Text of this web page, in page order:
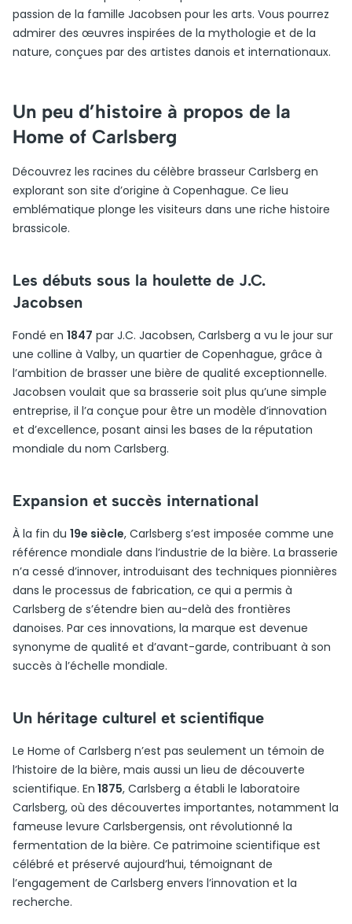
passion de la famille Jacobsen pour les arts. Vous pourrez
admirer des œuvres inspirées de la mythologie et de la
nature, conçues par des artistes danois et internationaux.
Un peu d’histoire à propos de la
Home of Carlsberg
Découvrez les racines du célèbre brasseur Carlsberg en
explorant son site d’origine à Copenhague. Ce lieu
emblématique plonge les visiteurs dans une riche histoire
brassicole.
Les débuts sous la houlette de J.C.
Jacobsen
Fondé en 1847 par J.C. Jacobsen, Carlsberg a vu le jour sur
une colline à Valby, un quartier de Copenhague, grâce à
l’ambition de brasser une bière de qualité exceptionnelle.
Jacobsen voulait que sa brasserie soit plus qu’une simple
entreprise, il l’a conçue pour être un modèle d’innovation
et d’excellence, posant ainsi les bases de la réputation
mondiale du nom Carlsberg.
Expansion et succès international
À la fin du 19e siècle, Carlsberg s’est imposée comme une
référence mondiale dans l’industrie de la bière. La brasserie
n’a cessé d’innover, introduisant des techniques pionnières
dans le processus de fabrication, ce qui a permis à
Carlsberg de s’étendre bien au-delà des frontières
danoises. Par ces innovations, la marque est devenue
synonyme de qualité et d’avant-garde, contribuant à son
succès à l’échelle mondiale.
Un héritage culturel et scientifique
Le Home of Carlsberg n’est pas seulement un témoin de
l’histoire de la bière, mais aussi un lieu de découverte
scientifique. En 1875, Carlsberg a établi le laboratoire
Carlsberg, où des découvertes importantes, notamment la
fameuse levure Carlsbergensis, ont révolutionné la
fermentation de la bière. Ce patrimoine scientifique est
célébré et préservé aujourd’hui, témoignant de
l’engagement de Carlsberg envers l’innovation et la
recherche.